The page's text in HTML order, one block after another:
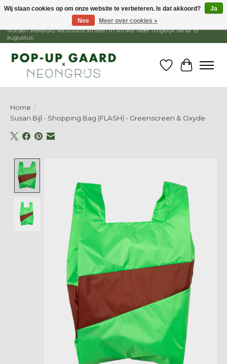
1 - 15 augustus is de winkel gesloten, webshop blijft open. Bestellingen
worden wekelijks verstuurd, afhalen in winkel weer mogelijk vanaf 19
augustus.
Verlanglijst
Home /
Susan Bijl - Shopping Bag (FLASH) - Greenscreen & Oxyde
Wij slaan cookies op om onze website te verbeteren. Is dat akkoord?
Ja
Nee
Meer over cookies »